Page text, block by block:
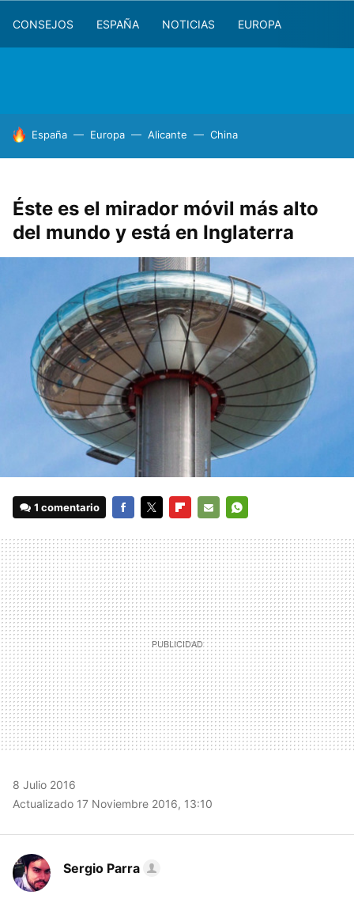
CONSEJOS ESPAÑA NOTICIAS EUROPA
HOY SE HABLA DE
España Europa Alicante China
Éste es el mirador móvil más alto
del mundo y está en Inglaterra
1 comentario
MAIL
8 Julio 2016
Actualizado 17 Noviembre 2016, 13:10
Sergio Parra